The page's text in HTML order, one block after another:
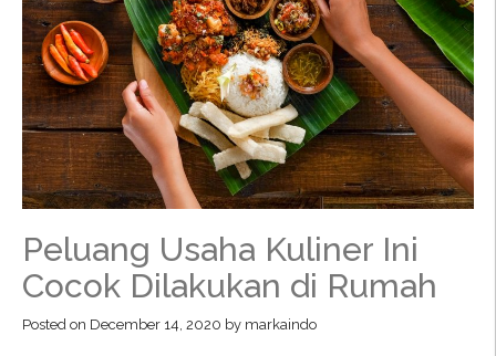
Peluang Usaha Kuliner Ini
Cocok Dilakukan di Rumah
Posted on December 14, 2020 by markaindo